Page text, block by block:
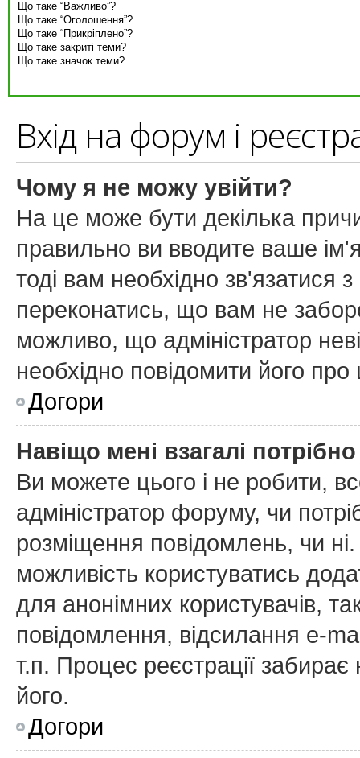
Що таке “Важливо”?
Що таке “Оголошення”?
Що таке “Прикріплено”?
Що таке закриті теми?
Що таке значок теми?
Вхід на форум і
Чому я не можу увійти?
На це може бути декілька
правильно ви вводите ваше
тоді вам необхідно зв'язатися
переконатись, що вам не
можливо, що адміністратор
необхідно повідомити його
Догори
Навіщо мені взагалі
Ви можете цього і не робити,
адміністратор форуму, чи
розміщення повідомлень, чи
можливість користуватись
для анонімних користувачів,
повідомлення, відсилання e-
т.п. Процес реєстрації
його.
Догори